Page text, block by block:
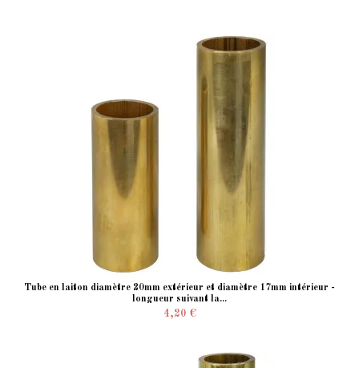
Tube en laiton diamètre 20mm extérieur et diamètre 17mm intérieur -
longueur suivant la...
4,20 €